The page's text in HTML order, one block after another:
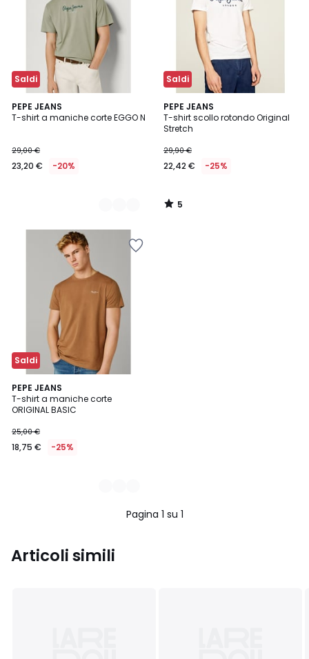
Saldi
PEPE JEANS
T-shirt a maniche corte EGGO N
29,00 €
23,20 € -20%
2
Colori
Saldi
PEPE JEANS
T-shirt scollo rotondo Original
Stretch
29,90 €
22,42 € -25%
5
/
5
5
/
Saldi
PEPE JEANS
T-shirt a maniche corte
ORIGINAL BASIC
25,00 €
18,75 € -25%
2
Colori
Pagina 1 su 1
Articoli simili